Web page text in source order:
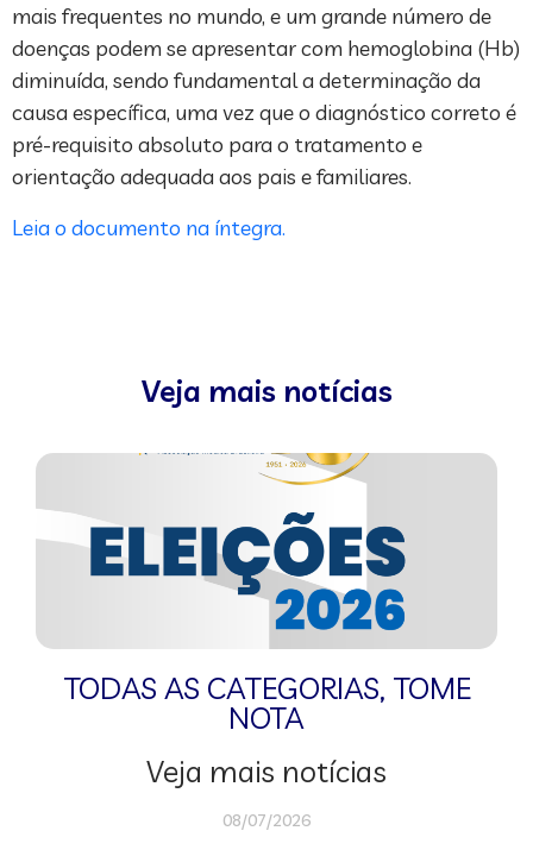
mais frequentes no mundo, e um grande número de
doenças podem se apresentar com hemoglobina (Hb)
diminuída, sendo fundamental a determinação da
causa específica, uma vez que o diagnóstico correto é
pré-requisito absoluto para o tratamento e
orientação adequada aos pais e familiares.
Leia o documento na íntegra.
Veja mais notícias
TODAS AS CATEGORIAS, TOME
NOTA
Veja mais notícias
08/07/2026